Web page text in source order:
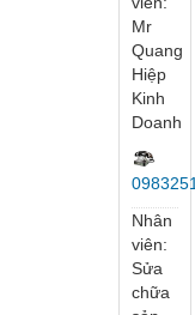
Mr
Tuý
viên:
Ms
Vân
Anh